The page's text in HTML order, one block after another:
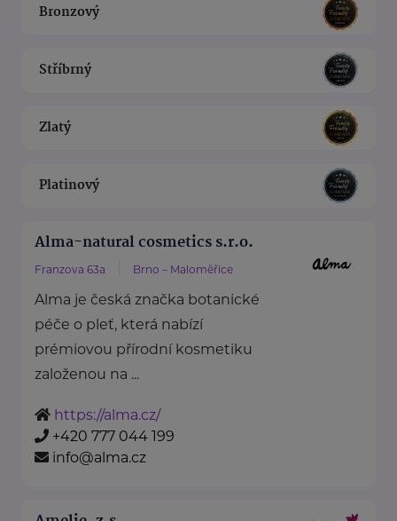
Bronzový
Stříbrný
Zlatý
Platinový
Alma-natural cosmetics s.r.o.
Franzova 63a Brno – Maloměřice
Alma je česká značka botanické
péče o pleť, která nabízí
prémiovou přírodní kosmetiku
založenou na ...
https://alma.cz/
+420 777 044 199
info@alma.cz